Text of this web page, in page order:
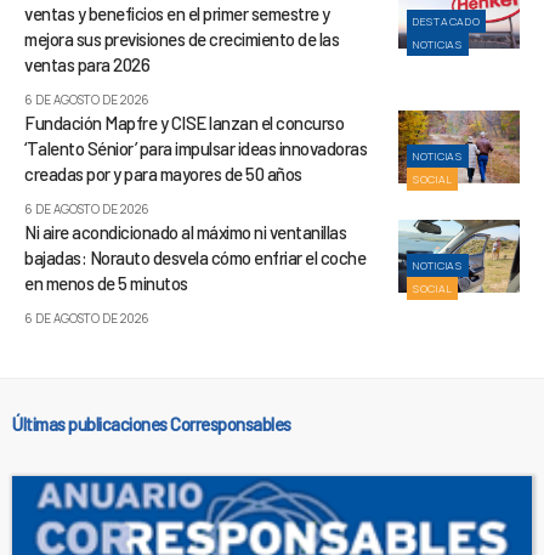
DESTACADO
NOTICIAS
ventas y beneficios en el primer semestre y
mejora sus previsiones de crecimiento de las
ventas para 2026
6 DE AGOSTO DE 2026
NOTICIAS
SOCIAL
Fundación Mapfre y CISE lanzan el concurso
‘Talento Sénior’ para impulsar ideas innovadoras
creadas por y para mayores de 50 años
6 DE AGOSTO DE 2026
NOTICIAS
SOCIAL
Ni aire acondicionado al máximo ni ventanillas
bajadas: Norauto desvela cómo enfriar el coche
en menos de 5 minutos
6 DE AGOSTO DE 2026
Últimas publicaciones Corresponsables